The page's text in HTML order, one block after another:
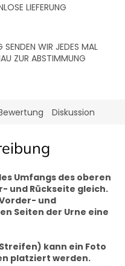
LIEFERUNG
SENDEN WIR JEDES MAL
ZUR ABSTIMMUNG
Diskussion
Umfangs des oberen
und Rückseite gleich.
und
Seiten der Urne eine
kann ein Foto
platziert werden.